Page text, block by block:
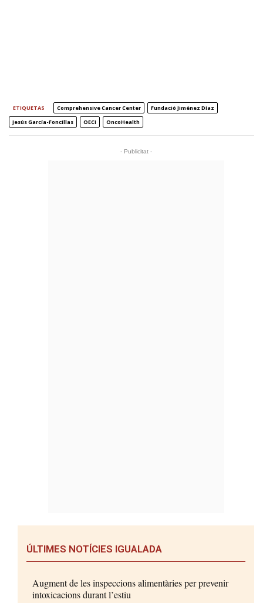
ETIQUETAS Comprehensive Cancer Center
Fundació Jiménez Díaz
Jesús García-Foncillas
OECI OncoHealth
- Publicitat -
ÚLTIMES NOTÍCIES IGUALADA
Augment de les inspeccions alimentàries per prevenir
intoxicacions durant l’estiu